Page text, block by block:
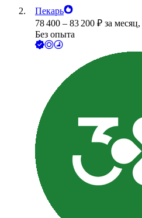
Пекарь
78 400 – 83 200 ₽ за месяц,
Без опыта